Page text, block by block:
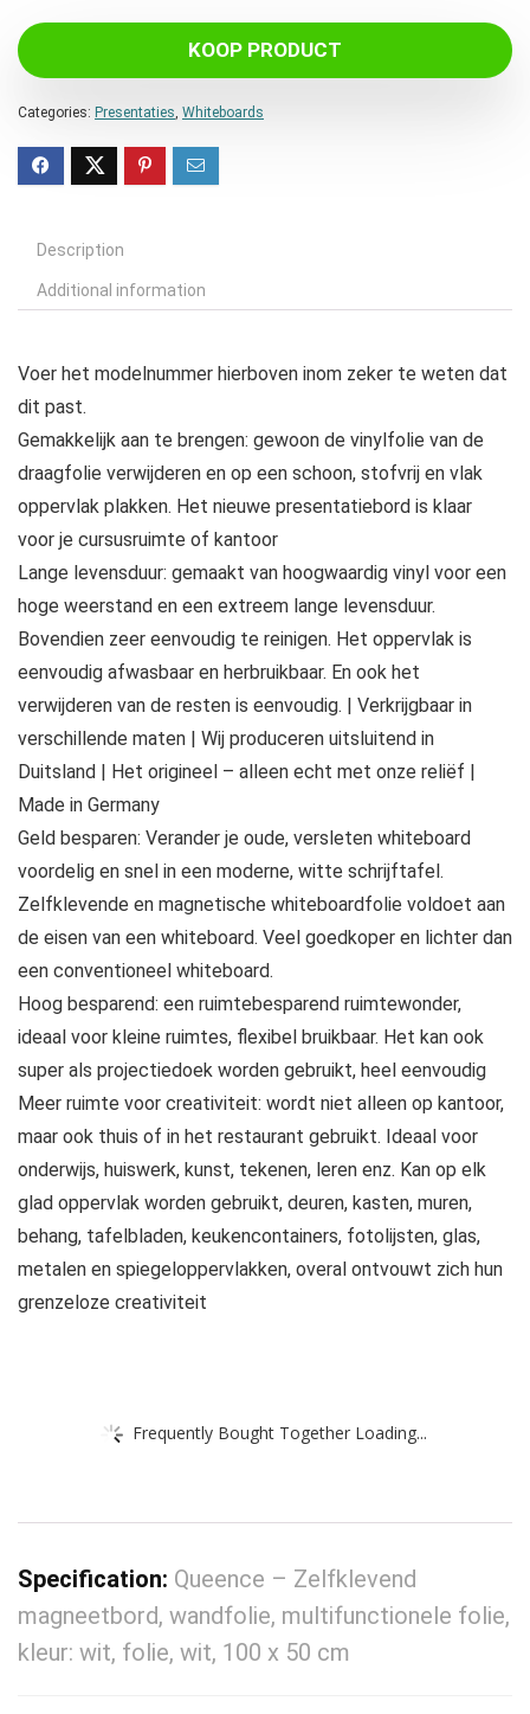
KOOP PRODUCT
Categories: Presentaties, Whiteboards
Description
Additional information
Voer het modelnummer hierboven inom zeker te weten dat
dit past.
Gemakkelijk aan te brengen: gewoon de vinylfolie van de
draagfolie verwijderen en op een schoon, stofvrij en vlak
oppervlak plakken. Het nieuwe presentatiebord is klaar
voor je cursusruimte of kantoor
Lange levensduur: gemaakt van hoogwaardig vinyl voor een
hoge weerstand en een extreem lange levensduur.
Bovendien zeer eenvoudig te reinigen. Het oppervlak is
eenvoudig afwasbaar en herbruikbaar. En ook het
verwijderen van de resten is eenvoudig. | Verkrijgbaar in
verschillende maten | Wij produceren uitsluitend in
Duitsland | Het origineel – alleen echt met onze reliëf |
Made in Germany
Geld besparen: Verander je oude, versleten whiteboard
voordelig en snel in een moderne, witte schrijftafel.
Zelfklevende en magnetische whiteboardfolie voldoet aan
de eisen van een whiteboard. Veel goedkoper en lichter dan
een conventioneel whiteboard.
Hoog besparend: een ruimtebesparend ruimtewonder,
ideaal voor kleine ruimtes, flexibel bruikbaar. Het kan ook
super als projectiedoek worden gebruikt, heel eenvoudig
Meer ruimte voor creativiteit: wordt niet alleen op kantoor,
maar ook thuis of in het restaurant gebruikt. Ideaal voor
onderwijs, huiswerk, kunst, tekenen, leren enz. Kan op elk
glad oppervlak worden gebruikt, deuren, kasten, muren,
behang, tafelbladen, keukencontainers, fotolijsten, glas,
metalen en spiegeloppervlakken, overal ontvouwt zich hun
grenzeloze creativiteit
Frequently Bought Together Loading...
Specification: Queence – Zelfklevend
magneetbord, wandfolie, multifunctionele folie,
kleur: wit, folie, wit, 100 x 50 cm